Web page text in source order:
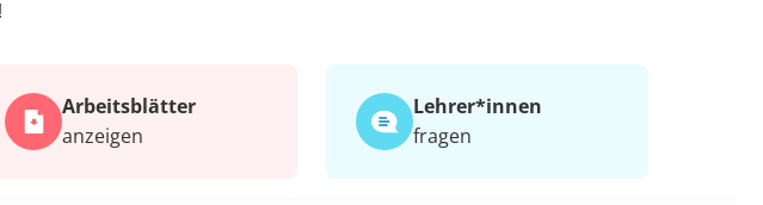
Arbeits­blätter
anzeigen
Lehrer*​innen
fragen